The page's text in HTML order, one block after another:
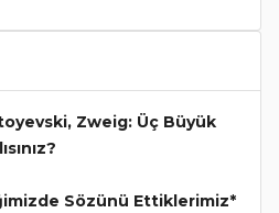
Zweig: Üç Büyük
Sözünü Ettiklerimiz*